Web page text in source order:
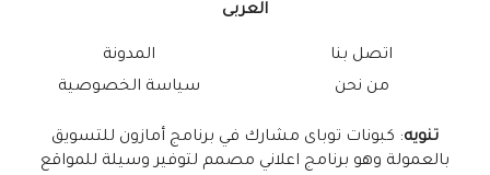
العربى
اتصل بنا
من نحن
المدونة
سياسة الخصوصية
تنويه: كبونات توباى مشارك في برنامج أمازون للتسويق
بالعمولة وهو برنامج اعلاني مصمم لتوفير وسيلة للمواقع